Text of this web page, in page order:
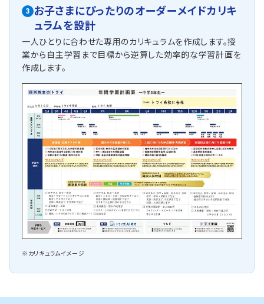
3 お子さまにぴったりのオーダーメイドカリキ
ュラムを設計
一人ひとりに合わせた専用のカリキュラムを作成します。授
業から自主学習まで目標から逆算した効率的な学習計画を
作成します。
※カリキュラムイメージ